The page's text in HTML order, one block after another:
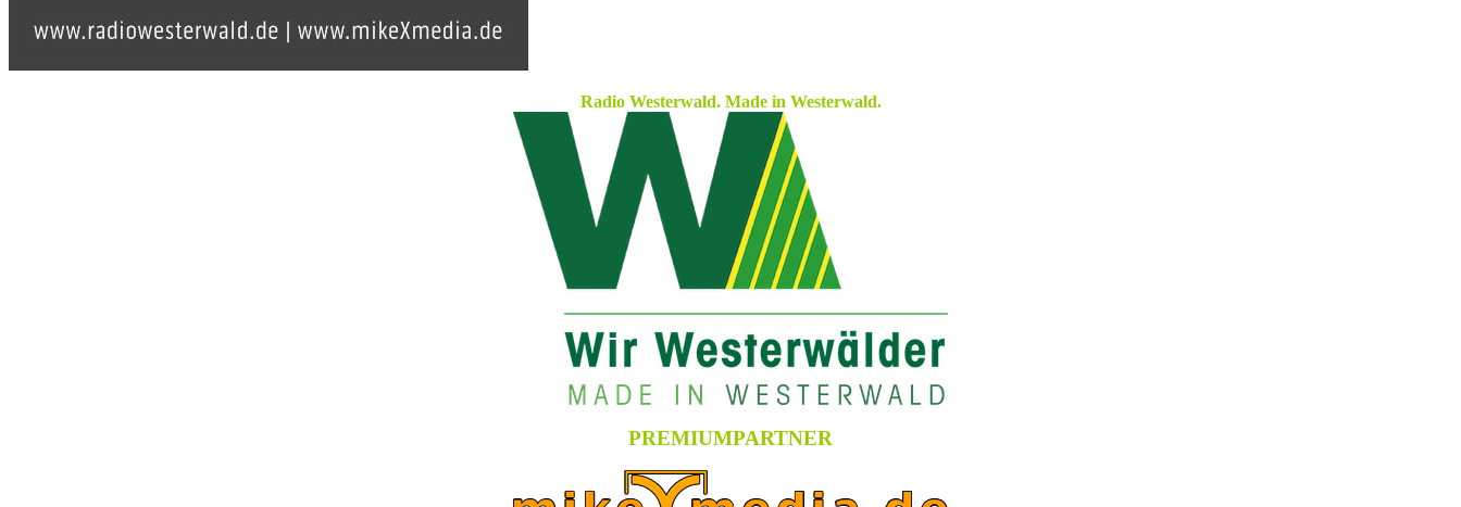
Radio Westerwald. Made in Westerwald.
PREMIUMPARTNER